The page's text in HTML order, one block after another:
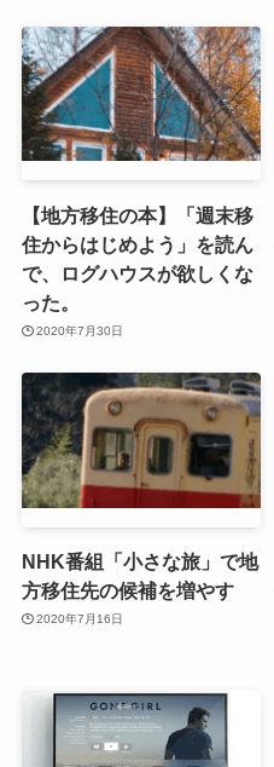
【地方移住の本】「週末移
住からはじめよう」を読ん
で、ログハウスが欲しくな
った。
2020年7月30日
NHK番組「小さな旅」で地
方移住先の候補を増やす
2020年7月16日